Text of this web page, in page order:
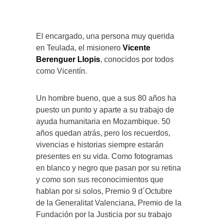
El encargado, una persona muy querida
en Teulada, el misionero Vicente
Berenguer Llopis, conocidos por todos
como Vicentín.
Un hombre bueno, que a sus 80 años ha
puesto un punto y aparte a su trabajo de
ayuda humanitaria en Mozambique. 50
años quedan atrás, pero los recuerdos,
vivencias e historias siempre estarán
presentes en su vida. Como fotogramas
en blanco y negro que pasan por su retina
y como son sus reconocimientos que
hablan por si solos, Premio 9 d´Octubre
de la Generalitat Valenciana, Premio de la
Fundación por la Justicia por su trabajo